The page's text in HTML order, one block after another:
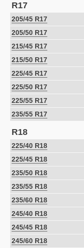
R17
205/45 R17
205/50 R17
215/45 R17
215/50 R17
225/45 R17
225/50 R17
225/55 R17
235/55 R17
R18
225/40 R18
225/45 R18
235/50 R18
235/55 R18
235/60 R18
245/40 R18
245/45 R18
245/60 R18